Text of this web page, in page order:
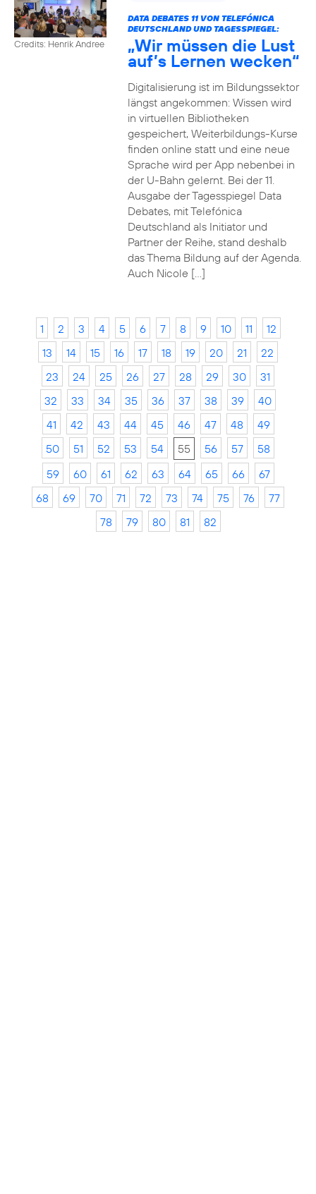
Credits: Henrik Andree
DATA DEBATES 11 VON TELEFÓNICA
DEUTSCHLAND UND TAGESSPIEGEL:
„Wir müssen die Lust
auf’s Lernen wecken“
Digitalisierung ist im Bildungssektor
längst angekommen: Wissen wird
in virtuellen Bibliotheken
gespeichert, Weiterbildungs-Kurse
finden online statt und eine neue
Sprache wird per App nebenbei in
der U-Bahn gelernt. Bei der 11.
Ausgabe der Tagesspiegel Data
Debates, mit Telefónica
Deutschland als Initiator und
Partner der Reihe, stand deshalb
das Thema Bildung auf der Agenda.
Auch Nicole […]
1 2 3 4 5 6 7 8 9 10 11
12
13
14 15 16 17 18 19 20 21
22
23
24 25 26 27 28 29 30
31
32
33 34 35 36 37 38 39
40
41
42 43 44 45 46 47 48
49
50
51 52 53 54 55 56 57
58
59
60 61 62 63 64 65 66
67
68
69 70 71 72 73 74 75 76
77
78
79 80 81 82